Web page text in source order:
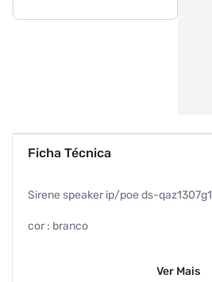
Ficha Técnica
Sirene speaker ip/poe ds-
cor : branco
Ver Mais